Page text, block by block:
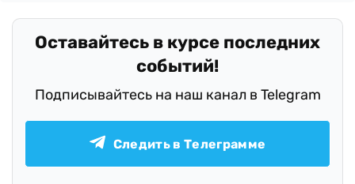
Оставайтесь в курсе последних
событий!
Подписывайтесь на наш канал в Telegram
Следить в Телеграмме